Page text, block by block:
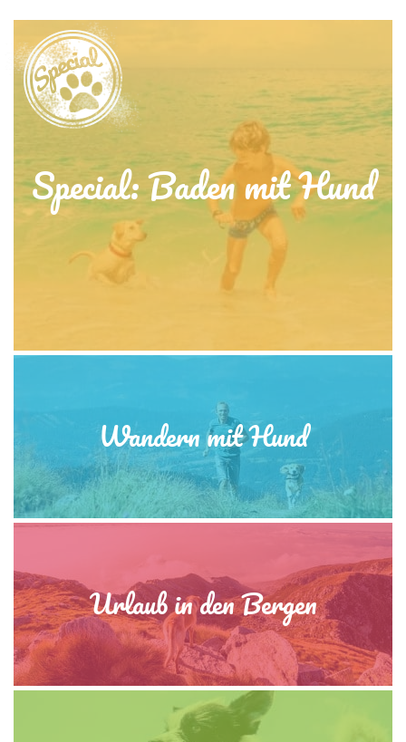
Special: Baden mit Hund
Wandern mit Hund
Urlaub in den Bergen